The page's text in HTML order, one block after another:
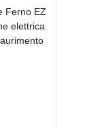
Ferno EZ
elettrica